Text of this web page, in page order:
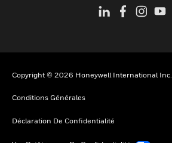
Copyright © 2026 Honeywell International Inc.
Conditions Générales
Déclaration De Confidentialité